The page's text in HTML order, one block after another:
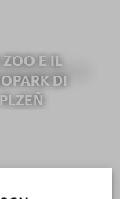
ZOO E IL
DI
PLZEŇ